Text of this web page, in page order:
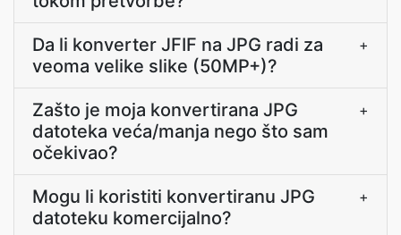
Da li konverter JFIF na JPG radi za
veoma velike slike (50MP+)?
+
Zašto je moja konvertirana JPG
datoteka veća/manja nego što sam
očekivao?
+
Mogu li koristiti konvertiranu JPG
datoteku komercijalno?
+